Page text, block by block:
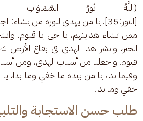
(اللَّهُ نُورُ
[النور:35]. يا من يهدي لنوره من
ممن تشاء هدايتهم، يا حي يا قيوم.
الخير، وانشر هذا الهدى في بقاع الأرض
قيوم. واجعلنا من أسباب الهدى، ومن
وفيما بدا، يا من بيده ما خفي وما بدا،
خفي وما بدا.
طلب حسن الاستجابة